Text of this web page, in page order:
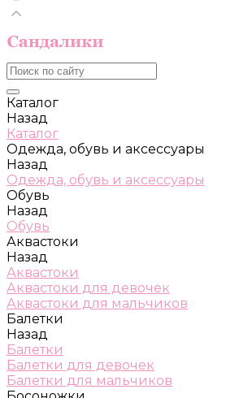
Каталог
Назад
Каталог
Одежда, обувь и аксессуары
Назад
Одежда, обувь и аксессуары
Обувь
Назад
Обувь
Аквастоки
Назад
Аквастоки
Аквастоки для девочек
Аквастоки для мальчиков
Балетки
Назад
Балетки
Балетки для девочек
Балетки для мальчиков